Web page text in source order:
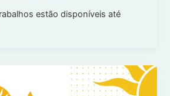
estão disponíveis até